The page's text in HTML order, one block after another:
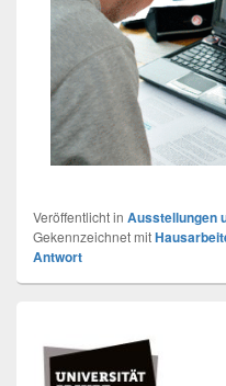
Veröffentlicht in Ausstellungen
Gekennzeichnet mit
Antwort
Widget-
Bereich